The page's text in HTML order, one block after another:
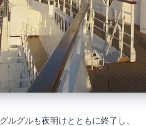
ルグルも夜明けとともに終了し、